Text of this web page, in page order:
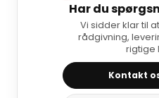
Har du
Vi sidder klar til
rådgivning,
rigtige
Kontakt